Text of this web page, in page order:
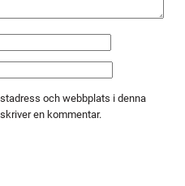
och webbplats i denna
en kommentar.